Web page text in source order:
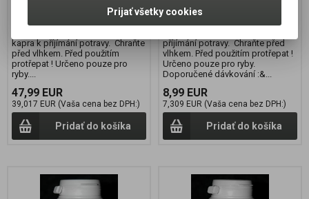
SEA FOOD : Enzymatický extrakt z
mořských živočichů a ryb. Zvyšuje
kapra k příjímání potravy. Chraňte
před vlhkem. Před použitím
protřepat ! Určeno pouze pro
ryby....
47,99 EUR
39,017 EUR (Vaša cena bez DPH:)
Pridať do košíka
Enzymatický extrakt z mořských
živočichů a ryb. Zvyšuje atraktivitu
příjímání potravy. Chraňte před
vlhkem. Před použitím protřepat !
Určeno pouze pro ryby.
Doporučené dávkování :&...
8,99 EUR
7,309 EUR (Vaša cena bez DPH:)
Pridať do košíka
Prijať všetky cookies